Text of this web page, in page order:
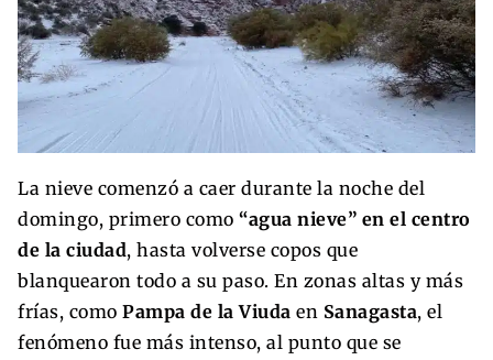
La nieve comenzó a caer durante la noche del
domingo, primero como “agua nieve” en el centro
de la ciudad, hasta volverse copos que
blanquearon todo a su paso. En zonas altas y más
frías, como Pampa de la Viuda en Sanagasta, el
fenómeno fue más intenso, al punto que se